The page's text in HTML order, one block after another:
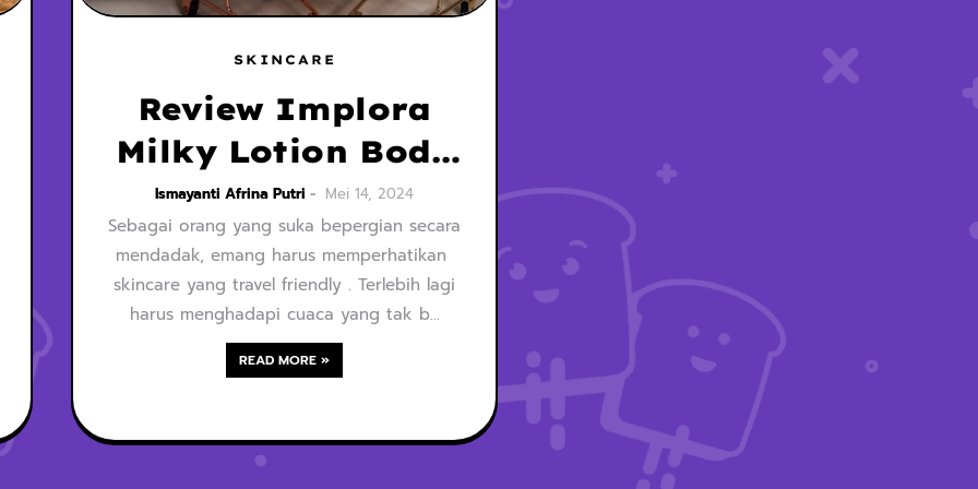
SKINCARE
Review Implora
Milky Lotion Body
Serum
Ismayanti Afrina Putri Mei 14, 2024
Sebagai orang yang suka bepergian secara
mendadak, emang harus memperhatikan
skincare yang travel friendly . Terlebih lagi
harus menghadapi cuaca yang tak b…
READ MORE »